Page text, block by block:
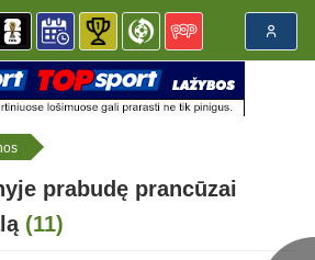
prabudę prancūzai
(11)